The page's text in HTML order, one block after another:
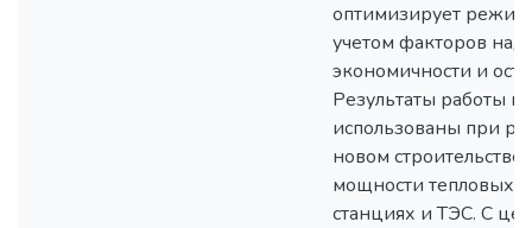
оптимизирует
учетом факторов
экономичности и
Результаты работы
использованы при
новом
мощности тепловых
станциях и ТЭС. С